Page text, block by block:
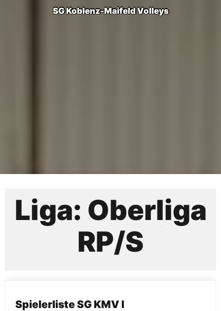
SG Koblenz-Maifeld Volleys
Liga: Oberliga
RP/S
Spielerliste SG KMV I